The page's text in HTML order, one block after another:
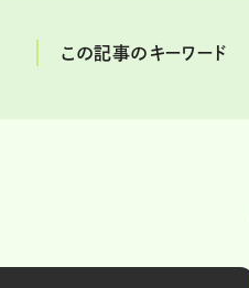
この記事のキーワード